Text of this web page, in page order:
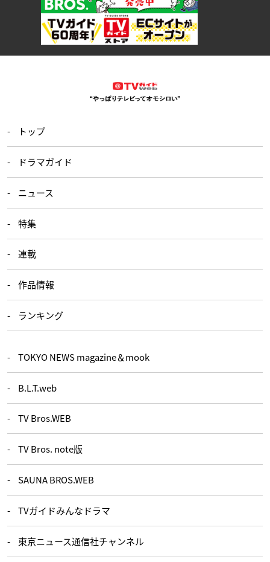
トップ
ドラマガイド
ニュース
特集
連載
作品情報
ランキング
TOKYO NEWS magazine＆mook
B.L.T.web
TV Bros.WEB
TV Bros. note版
SAUNA BROS.WEB
TVガイドみんなドラマ
東京ニュース通信社チャンネル